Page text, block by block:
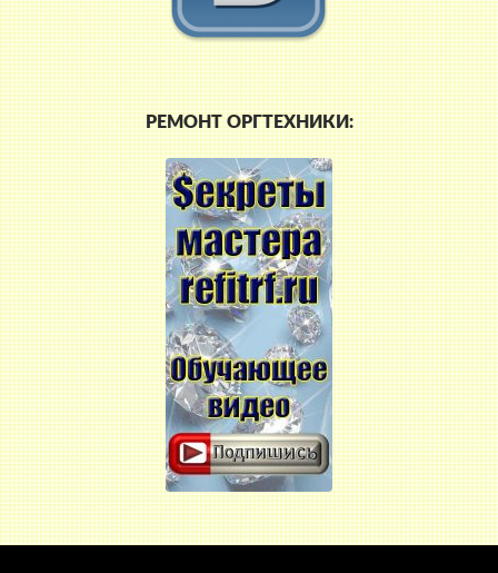
РЕМОНТ ОРГТЕХНИКИ: